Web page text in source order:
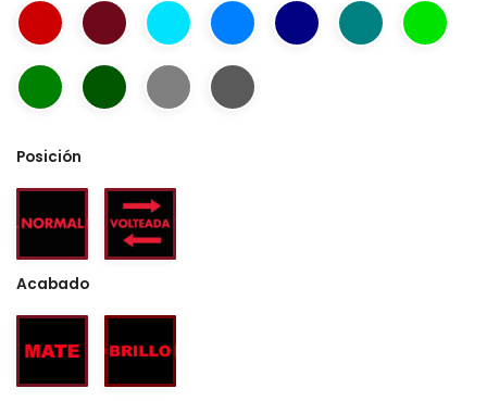
Posición
Acabado